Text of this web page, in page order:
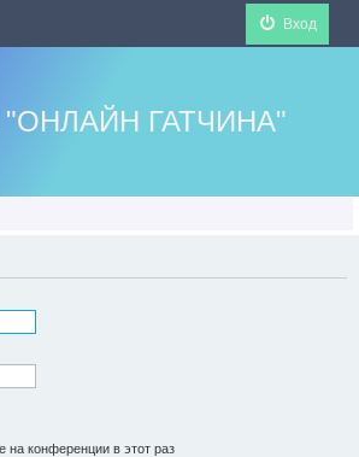
Вход
ГАТЧИНА"
конференции в этот раз